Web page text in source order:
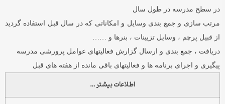
در سطح مدرسه در طول سال
مرتب سازی و جمع بندی وسایل و امکاناتی که در سال قبل استفاده گردید
از قبیل پرچم ، وسایل تزیینات ، بنرها و ……
دریافت ، جمع بندی و ارسال گزارش فعالیتهای عوامل پرورشی مدرسه
پیگیری و اجرای برنامه ها و فعالیتهای باقی مانده از هفته های قبل
اطلاعات بیشتر …